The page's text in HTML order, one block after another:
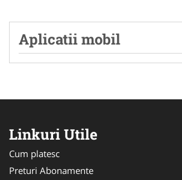
Aplicatii mobil
Linkuri Utile
Cum platesc
Preturi Abonamente